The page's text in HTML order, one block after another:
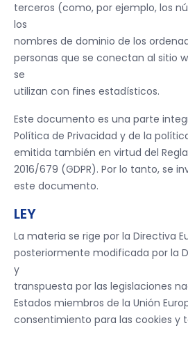
terceros (como, por ejemplo, los
los
nombres de dominio de los
personas que se conectan al sitio
se
utilizan con fines estadísticos.
Este documento es una parte
Política de Privacidad y de la
emitida también en virtud del
2016/679 (GDPR). Por lo tanto, se
este documento.
LEY
La materia se rige por la Directiva
posteriormente modificada por la
y
transpuesta por las legislaciones
Estados miembros de la Unión
consentimiento para las cookies y